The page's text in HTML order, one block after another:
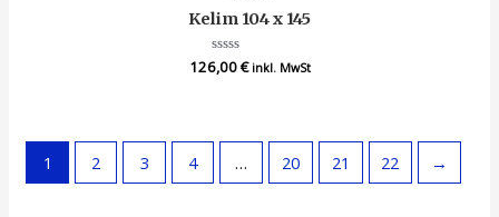
Kelim 104 x 145
Bewertet
mit
126,00€ inkl. MwSt
1 2 3 4 … 20 21 22 →